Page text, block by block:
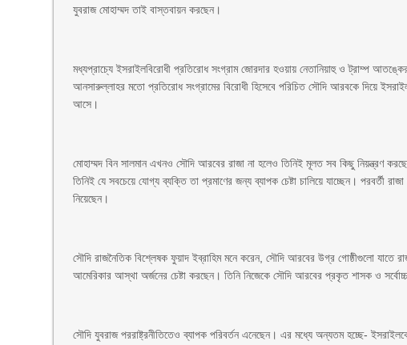
যুবরাজ মোহাম্মদ তাই বাস্তবায়ন করছেন।
মধ্যপ্রাচ্যে ইসরাইলবিরোধী প্রতিরোধ সংগ্রাম জোরদার হওয়ায় নেতানিয়াহু ও ট্রাম্প
আনসারুল্লাহর মতো প্রতিরোধ সংগ্রামের বিরোধী হিসেবে পরিচিত সৌদি আরবকে দিয়ে
আসে।
মোহাম্মদ বিন সালমান এখনও সৌদি আরবের রাজা না হলেও তিনিই মূলত সব কিছু নিয়ন্ত্রণ
তিনিই যে সবচেয়ে যোগ্য ব্যক্তি তা প্রমাণের জন্য ব্যাপক চেষ্টা চালিয়ে যাচ্ছেন। পরবর্তী
নিয়েছেন।
সৌদি রাজনৈতিক বিশ্লেষক ফুয়াদ ইব্রাহিম মনে করেন, সৌদি আরবের উগ্র গোষ্ঠীগুলো
আমেরিকার আস্থা অর্জনের চেষ্টা করছেন। তিনি নিজেকে সৌদি আরবের প্রকৃত শাসক ও সর্বোচ্চ
সৌদি যুবরাজ পররাষ্ট্রনীতিতেও ব্যাপক পরিবর্তন এনেছেন। এর মধ্যে অন্যতম হচ্ছে-